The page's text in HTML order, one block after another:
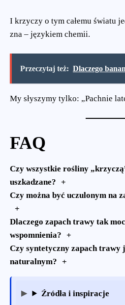
I krzyczy o tym całemu światu
zna – językiem chemii.
Przeczytaj też: Dlaczego
My słyszymy tylko: „Pachnie
FAQ
Czy wszystkie rośliny
uszkadzane?
Czy można być uczulonym na
Dlaczego zapach trawy tak
wspomnienia?
Czy syntetyczny zapach trawy
naturalnym?
Źródła i inspiracje